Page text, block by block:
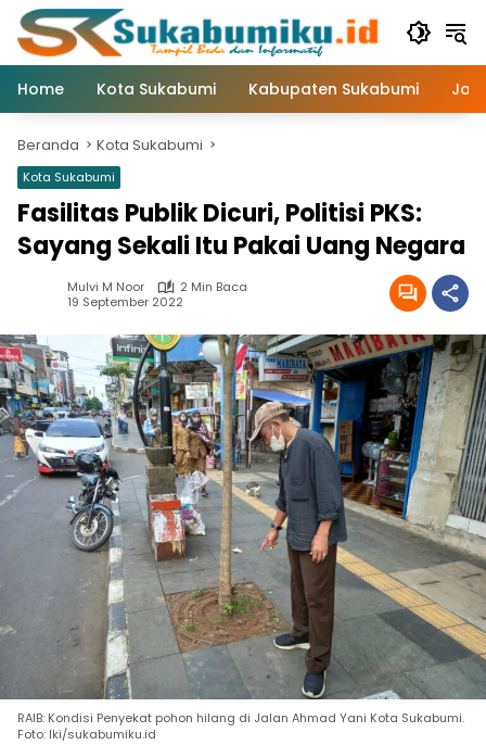
Langsung
konten
Home
Kota Sukabumi Kabupaten Sukabumi
Beranda Kota Sukabumi
Kota Sukabumi
Fasilitas Publik Dicuri, Politisi PKS:
Sayang Sekali Itu Pakai Uang Negara
Mulvi M Noor
2 Min Baca
19 September 2022
RAIB: Kondisi Penyekat pohon hilang di Jalan Ahmad Yani Kota Sukabumi.
Foto: Iki/sukabumiku.id